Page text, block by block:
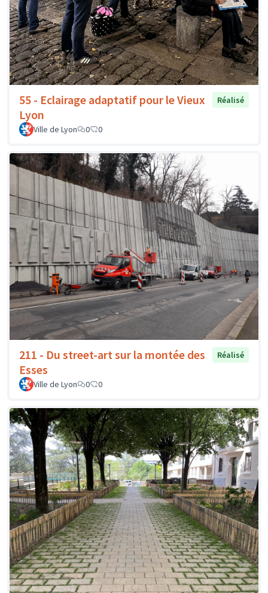
55 - Eclairage adaptatif pour le Vieux
Lyon
Réalisé
Ville de Lyon 0 0
211 - Du street-art sur la montée des
Esses
Réalisé
Ville de Lyon 0 0